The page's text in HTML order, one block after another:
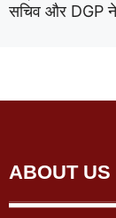
सचिव और DGP ने
ABOUT US